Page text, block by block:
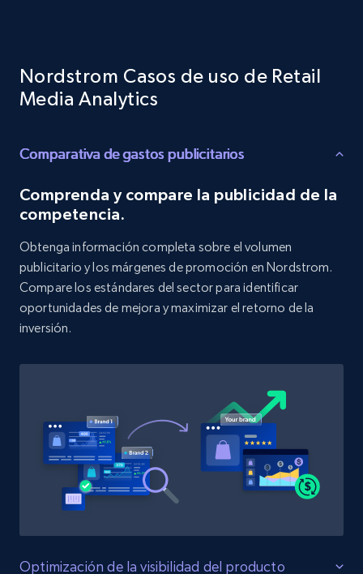
URL, Product id, Title, Product description,
Rating, Reviews count, Initial price, Discount,
Target - Discover products by specified
UPC
URL, Product id, Title, Product description,
Rating, Reviews count, Initial price, Discount,
and more.
Zara - Products
Category id, Product id, Product name, Price,
Currency, Colour code, Colour, Description, and
more.
Nordstrom Casos de uso de Retail
Media Analytics
Comparativa de gastos publicitarios
Comprenda y compare la publicidad de la
competencia.
Obtenga información completa sobre el volumen
publicitario y los márgenes de promoción en Nordstrom.
Compare los estándares del sector para identificar
oportunidades de mejora y maximizar el retorno de la
inversión.
Optimización de la visibilidad del producto